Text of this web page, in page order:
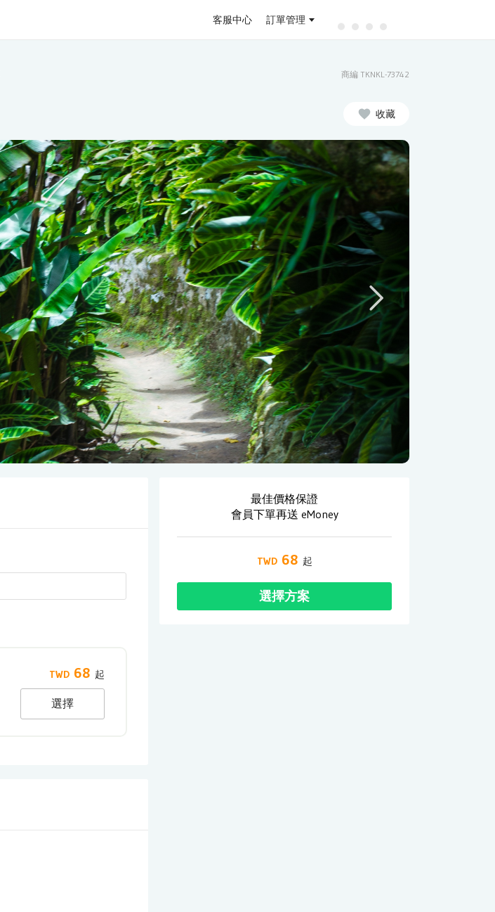
客服中心 訂單管理
商編 TKNKL-73742
收藏
68
選擇
最佳價格保證
會員下單再送 eMoney
68
選擇方案